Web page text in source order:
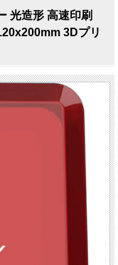
光造形 高速印刷
3Dプリ